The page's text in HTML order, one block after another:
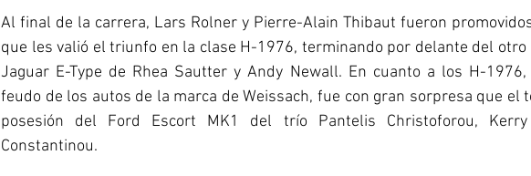
Al final de la carrera, Lars Rolner y Pierre-Alain Thibaut fueron
que les valió el triunfo en la clase H-1976, terminando por delante del otro
Jaguar E-Type de Rhea Sautter y Andy Newall. En cuanto a los H-
feudo de los autos de la marca de Weissach, fue con gran sorpresa que el
posesión del Ford Escort MK1 del trío Pantelis Christoforou,
Constantinou.